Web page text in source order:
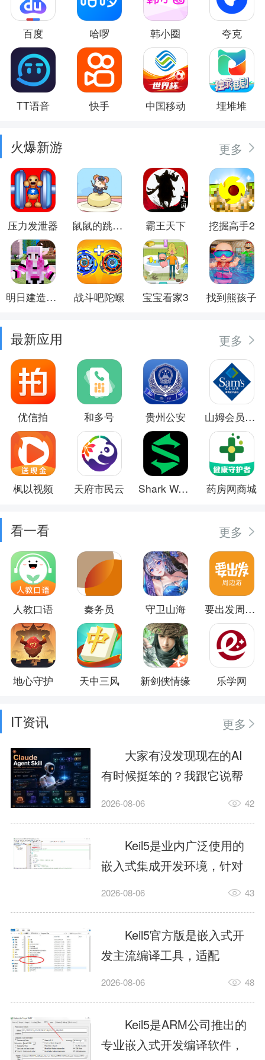
百度 哈啰 韩小圈 夸克
TT语音 快手 中国移动 埋堆堆
火爆新游 更多
压力发泄器 鼠鼠的跳跃冒险 霸王天下 挖掘高手2
明日建造大师 战斗吧陀螺 宝宝看家3 找到熊孩子
最新应用 更多
优信拍 和多号 贵州公安 山姆会员商店
枫以视频 天府市民云 Shark Wear 药房网商城
看一看 更多
人教口语 秦务员 守卫山海 要出发周边游
地心守护 天中三风 新剑侠情缘 乐学网
IT资讯
更多
大家有没发现现在的AI
有时候挺笨的？我跟它说帮
我订个明天早上的闹钟，它
这样？因为AI，就是个只会
耍嘴皮子的书呆子。它脑子
里有海量知识，但没有真正
激发出来实力。而
AgentSkill，就是给AI大脑装
上的一双机械手，它真的能
解决很多问题。1什么是
AgentSkillSkill指...
2026-08-06 42
Keil5是业内广泛使用的
嵌入式集成开发环境，针对
ARM、51内核单片机提供编
力，代码编译稳定，调试工
具成熟，大量开源项目基于
该平台开发。新项目需要单
独下载对应芯片支持包，新
手配置难度较高，正版商业
授权费用不菲，未授权版本
存在程序容量限制，适合硬
2026-08-06 43
Keil5官方版是嵌入式开
发主流编译工具，适配
STM32、51单片机等多款芯
在线调试、代码仿真，兼容
众多厂商芯片安装包。软件
需要手动添加器件库，初次
2026-08-06 48
Keil5是ARM公司推出的
专业嵌入式开发编译软件，